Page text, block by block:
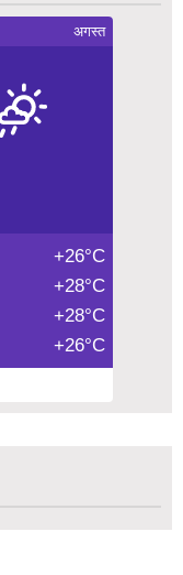
अगस्त
+26°C
+28°C
+28°C
+26°C